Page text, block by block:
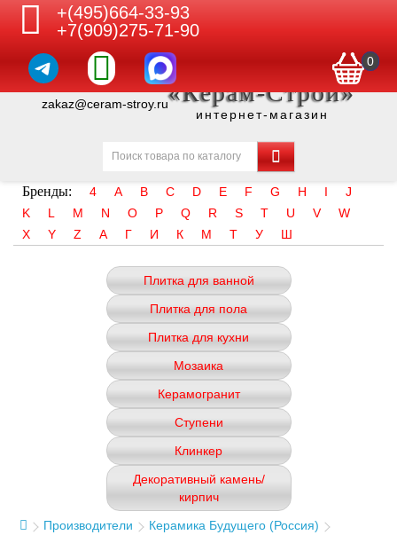
+(495)664-33-93
+7(909)275-71-90
0
zakaz@ceram-stroy.ru«Керам-Строй»
интернет-магазин
Бренды: 4 A B C D E F G H I
J
K
L M N O P Q R S T U V
W
X
Y Z А Г И К М Т У Ш
Плитка для ванной
Плитка для пола
Плитка для кухни
Мозаика
Керамогранит
Ступени
Клинкер
Декоративный камень/
кирпич
Производители
Керамика Будущего (Россия)